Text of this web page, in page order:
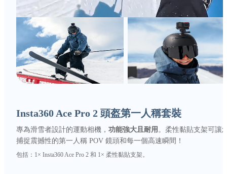
Insta360 Ace Pro 2 頭盔第一人稱套裝
專為滑雪者設計的運動相機， 功能強大且耐用 。柔性黏貼支架可讓
捕捉震撼性的第一人稱 POV 鏡頭和每一個高速瞬間！
包括：1× Insta360 Ace Pro 2 和 1× 柔性黏貼支架。